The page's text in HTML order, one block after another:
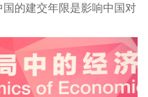
的建交年限是影响中国对